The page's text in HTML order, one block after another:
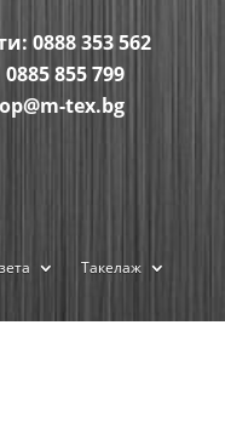
0888 353 562
855799
tex.bg
Такелаж